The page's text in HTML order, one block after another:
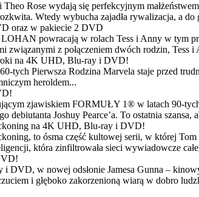
Rose wydają się perfekcyjnym
Wtedy wybucha zajadła rywalizacja, a do
oraz w pakiecie 2 DVD
powracają w rolach Tess i Anny w tym
związanymi z połączeniem dwóch rodzin, Tess
na 4K UHD, Blu-ray i DVD!
tych Pierwsza Rodzina Marvela staje przed
heroldem...
zjawiskiem FORMUŁY 1® w latach 90-
Joshuy Pearce’a. To ostatnia szansa,
na 4K UHD, Blu-ray i DVD!
to ósma część kultowej serii, w której
która zinfiltrowała sieci wywiadowcze
DVD, w nowej odsłonie Jamesa Gunna –
i głęboko zakorzenioną wiarą w dobro